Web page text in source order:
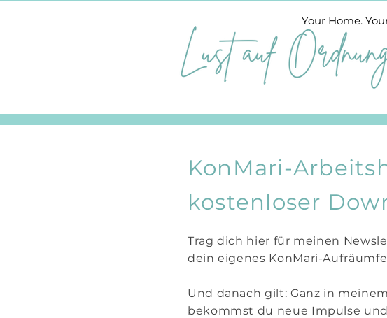
Your Home.
KonMari-
kostenloser
Trag dich hier für meinen
dein eigenes KonMari-
Und danach gilt: Ganz in
bekommst du neue Impulse